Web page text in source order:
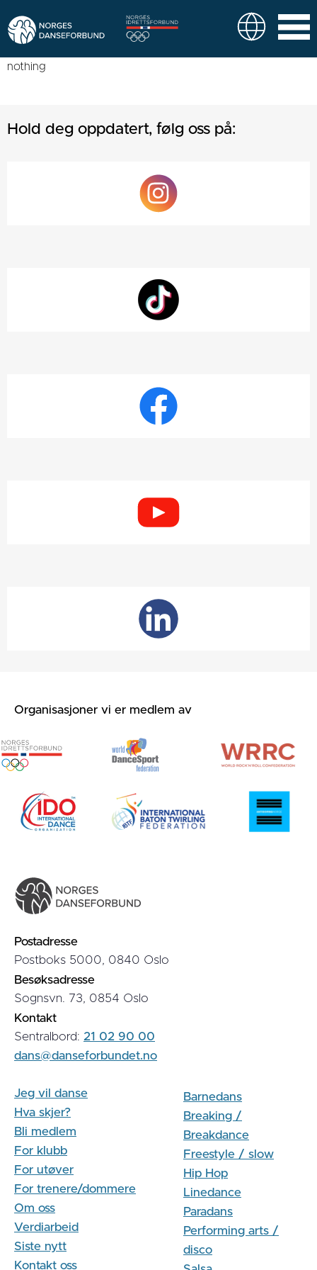
nothing
Hold deg oppdatert, følg oss på:
Organisasjoner vi er medlem av
Postadresse
Postboks 5000, 0840 Oslo
Besøksadresse
Sognsvn. 73, 0854 Oslo
Kontakt
Sentralbord: 21 02 90 00
dans@danseforbundet.no
Jeg vil danse
Hva skjer?
Bli medlem
For klubb
For utøver
For trenere/dommere
Om oss
Verdiarbeid
Siste nytt
Kontakt oss
Barnedans
Breaking /
Breakdance
Freestyle / slow
Hip Hop
Linedance
Paradans
Performing arts /
disco